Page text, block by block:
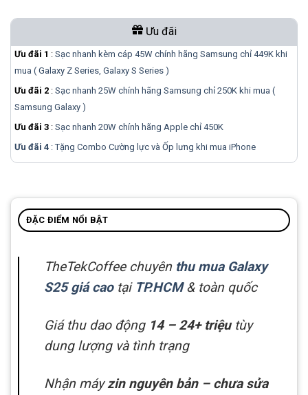
Ưu đãi
Ưu đãi 1 : Sạc nhanh kèm cáp 45W chính hãng Samsung chỉ 449K khi
mua ( Galaxy Z Series, Galaxy S Series )
Ưu đãi 2 : Sạc nhanh 25W chính hãng Samsung chỉ 250K khi mua (
Samsung Galaxy )
Ưu đãi 3 : Sạc nhanh 20W chính hãng Apple chỉ 450K
Ưu đãi 4 : Tặng Combo Cường lực và Ốp lưng khi mua iPhone
ĐẶC ĐIỂM NỔI BẬT
TheTekCoffee chuyên thu mua Galaxy
S25 giá caotại TP.HCM& toàn quốc
Giá thu dao động 14 – 24+ triệutùy
dung lượng và tình trạng
Nhận máyzin nguyên bản – chưa sửa